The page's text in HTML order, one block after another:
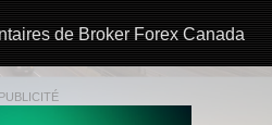
de Broker Forex Canada
PUBLICITÉ